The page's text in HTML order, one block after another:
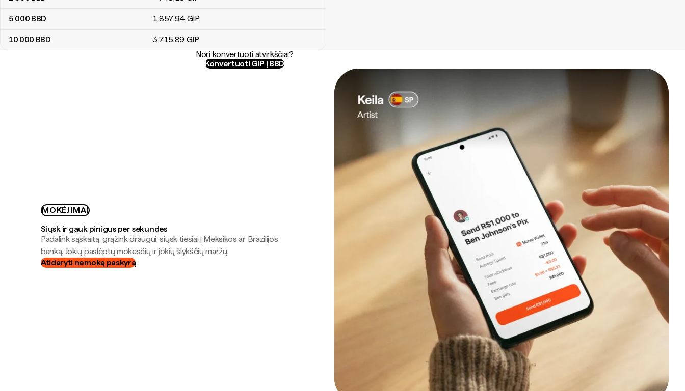
5 000 BBD 1 857,94 GIP
10 000 BBD 3 715,89 GIP
Nori konvertuoti atvirkščiai?
Konvertuoti GIP į BBD
MOKĖJIMAI
Siųsk ir gauk pinigus per sekundes
Padalink sąskaitą, grąžink draugui, siųsk tiesiai į Meksikos ar Brazilijos
banką. Jokių paslėptų mokesčių ir jokių šlykščių maržų.
Atidaryti nemoką paskyrą